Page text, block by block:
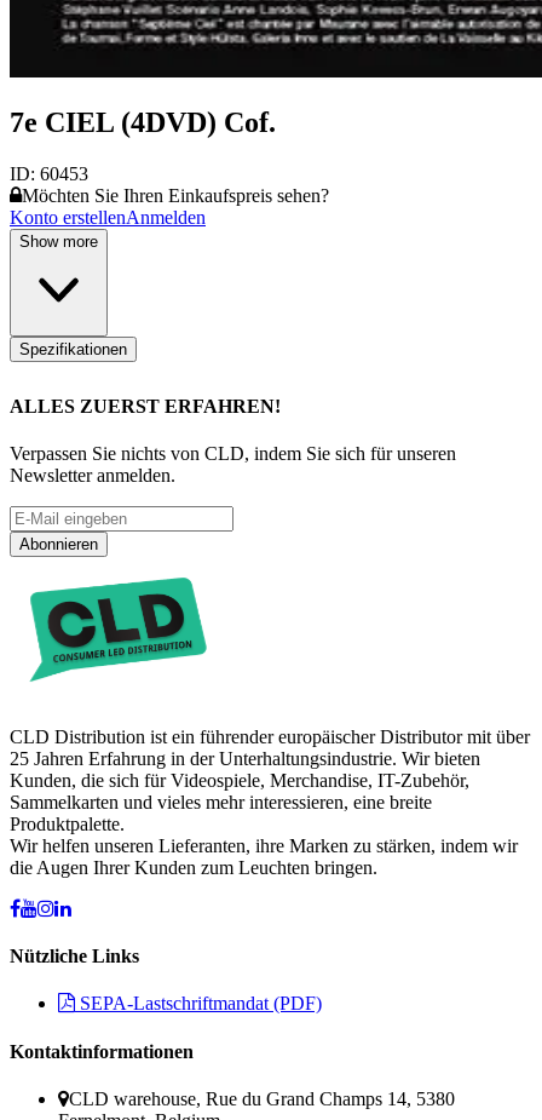
7e CIEL (4DVD) Cof.
ID: 60453
Möchten Sie Ihren Einkaufspreis sehen?
Konto erstellenAnmelden
Show more
Spezifikationen
ALLES ZUERST ERFAHREN!
Verpassen Sie nichts von CLD, indem Sie sich für unseren
Newsletter anmelden.
Abonnieren
CLD Distribution ist ein führender europäischer Distributor mit über
25 Jahren Erfahrung in der Unterhaltungsindustrie. Wir bieten
Kunden, die sich für Videospiele, Merchandise, IT-Zubehör,
Sammelkarten und vieles mehr interessieren, eine breite
Produktpalette.
Wir helfen unseren Lieferanten, ihre Marken zu stärken, indem wir
die Augen Ihrer Kunden zum Leuchten bringen.
Nützliche Links
SEPA-Lastschriftmandat (PDF)
Kontaktinformationen
CLD warehouse, Rue du Grand Champs 14, 5380